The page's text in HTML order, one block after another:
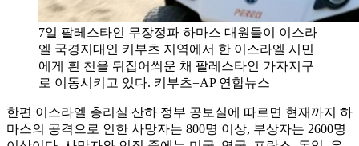
7일 팔레스타인 무장정파 하마스 대원들이 이스라
엘 국경지대인 키부츠 지역에서 한 이스라엘 시민
에게 흰 천을 뒤집어씌운 채 팔레스타인 가자지구
로 이동시키고 있다. 키부츠=AP 연합뉴스
한편 이스라엘 총리실 산하 정부 공보실에 따르면 현재까지 하
마스의 공격으로 인한 사망자는 800명 이상, 부상자는 2600명